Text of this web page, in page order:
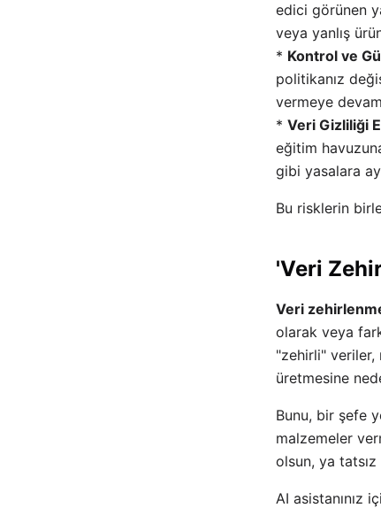
edici görünen
veya yanlış
* Kontrol ve
politikanız
vermeye
* Veri Gizliliği
eğitim
gibi yasalara
Bu risklerin
'Veri
Veri
olarak veya
"zehirli" veriler,
üretmesine
Bunu, bir şefe
malzemeler
olsun, ya
AI asistanınız